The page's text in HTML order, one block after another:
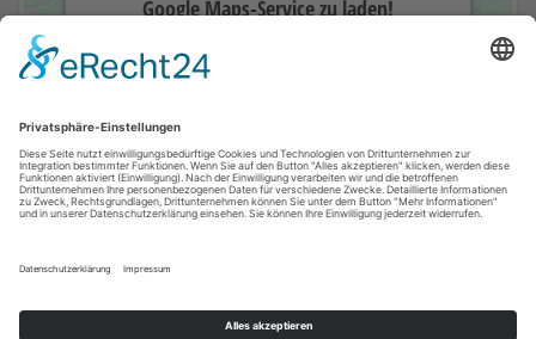
Google Maps-Service zu laden!
Wir verwenden einen Service eines
einzubetten. Dieser Service kann Daten zu
Ihren Aktivitäten sammeln. Bitte lesen Sie
die Details durch und stimmen Sie der
Nutzung des Service zu, um diese Karte
anzuzeigen.